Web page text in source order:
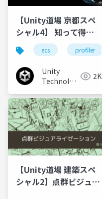
【Unity道場 京都スペ
シャル4】 知って得す
る、 テンションが上が
りそうな 新機能たち
ecs profiler
Unity
Technologies 2K
【Unity道場 建築スペ
シャル2】点群ビジュア